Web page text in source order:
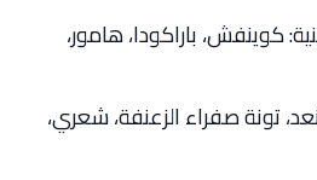
كوينفش، باراكودا، هامور،
تونة صفراء الزعنفة، شعري،